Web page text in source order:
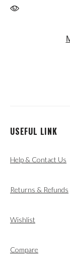
USEFUL LINK
Help & Contact Us
Returns & Refunds
Wishlist
Compare